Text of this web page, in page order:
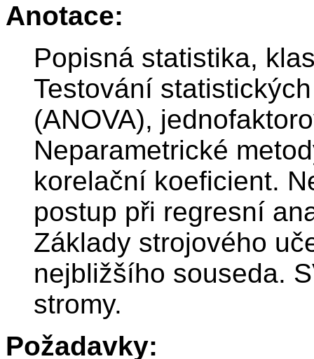
Anotace:
Popisná statistika,
Testování
(ANOVA),
Neparametrické
korelační koeficient.
postup při regresní
Základy strojového
nejbližšího souseda.
stromy.
Požadavky: